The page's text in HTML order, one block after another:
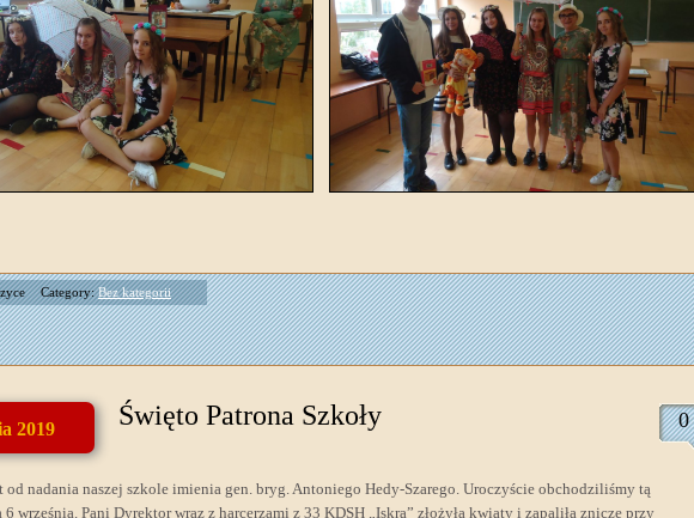
Category:Bez kategorii
2019 Święto Patrona Szkoły 0
od nadania naszej szkole imienia gen. bryg. Antoniego Hedy-Szarego. Uroczyście obchodziliśmy tą
września. Pani Dyrektor wraz z harcerzami z 33 KDSH „Iskra” złożyła kwiaty i zapaliła znicze przy